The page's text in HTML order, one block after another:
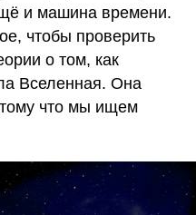
и машина времени.
чтобы проверить
о том, как
Вселенная. Она
что мы ищем